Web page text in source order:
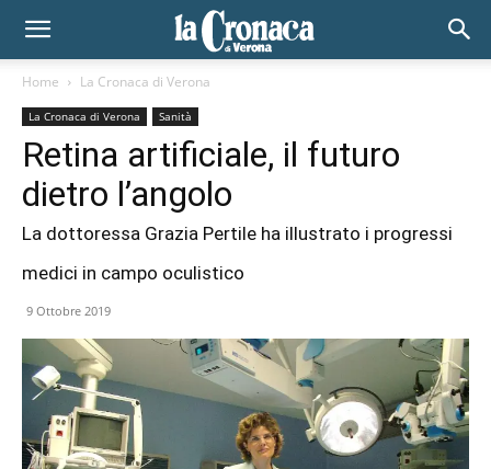
Home La Cronaca di Verona
La Cronaca di Verona Sanità
Retina artificiale, il futuro
dietro l’angolo
La dottoressa Grazia Pertile ha illustrato i progressi
medici in campo oculistico
9 Ottobre 2019